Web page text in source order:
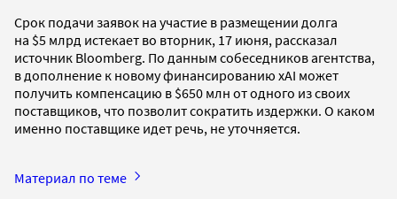
Срок подачи заявок на участие в размещении долга
на $5 млрд истекает во вторник, 17 июня, рассказал
источник Bloomberg. По данным собеседников агентства,
в дополнение к новому финансированию xAI может
получить компенсацию в $650 млн от одного из своих
поставщиков, что позволит сократить издержки. О каком
именно поставщике идет речь, не уточняется.
Материал по теме